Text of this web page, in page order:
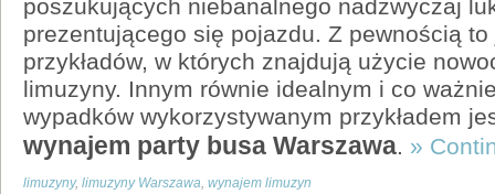
poszukujących niebanalnego nadzwyczaj
prezentującego się pojazdu. Z pewnością
przykładów, w których znajdują użycie
limuzyny. Innym równie idealnym i co
wypadków wykorzystywanym przykładem
wynajem party busa Warszawa. »
limuzyny, limuzyny Warszawa wynajem limuzyn